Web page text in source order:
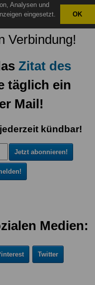
Verbindung!
Zitat des
täglich ein
Mail!
kündbar!
Medien:
Twitter
X
Analysen und
eingesetzt.
OK